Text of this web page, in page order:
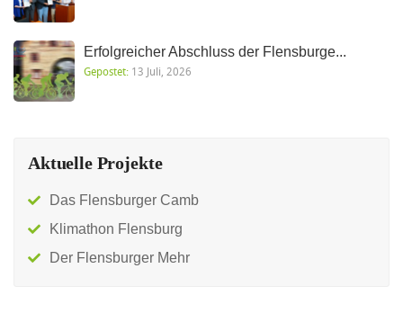
Erfolgreicher Abschluss der Flensburge...
Gepostet: 13 Juli, 2026
Aktuelle Projekte
Das Flensburger Camb
Klimathon Flensburg
Der Flensburger Mehr